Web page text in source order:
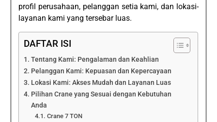
profil perusahaan, pelanggan setia kami, dan lokasi-
layanan kami yang tersebar luas.
DAFTAR ISI
Tentang Kami: Pengalaman dan Keahlian
Pelanggan Kami: Kepuasan dan Kepercayaan
Lokasi Kami: Akses Mudah dan Layanan Luas
Pilihan Crane yang Sesuai dengan Kebutuhan
Anda
Crane 7 TON